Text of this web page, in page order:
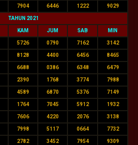
7904 6446 1222 9029
TAHUN 2021
KAM JUM SAB MIN
5726 0790 7162 3142
8128 4400 6456 8465
6688 0386 6348 6479
2390 1768 3774 7988
4589 6870 5376 7149
1764 7045 5912 1932
7606 4220 2076 3138
7998 5117 0664 7732
2782 3452 7954 9309